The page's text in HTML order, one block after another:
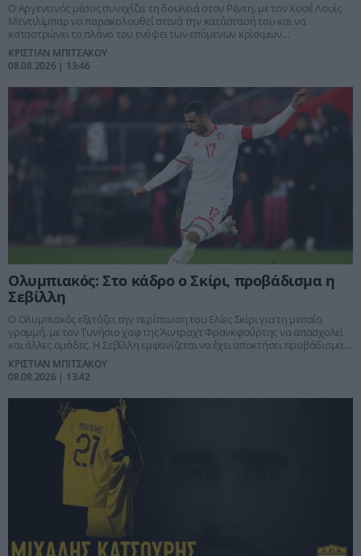
Ο Αργεντινός μέσος συνεχίζει τη δουλειά στον Ρέντη, με τον Χοσέ Λουίς
Μεντιλίμπαρ να παρακολουθεί στενά την κατάστασή του και να
καταστρώνει το πλάνο του ενόψει των επόμενων κρίσιμων
υποχρεώσεων.
ΚΡΙΣΤΙΑΝ ΜΠΙΤΣΑΚΟΥ
08.08.2026 | 13:46
Ολυμπιακός: Στο κάδρο ο Σκίρι, προβάδισμα η
Σεβίλλη
Ο Ολυμπιακός εξετάζει την περίπτωση του Ελίες Σκίρι για τη μεσαία
γραμμή, με τον Τυνήσιο χαφ της Άιντραχτ Φρανκφούρτης να απασχολεί
και άλλες ομάδες. Η Σεβίλλη εμφανίζεται να έχει αποκτήσει προβάδισμα
έναντι των «ερυθρόλευκων» και της Φιορεντίνα.
ΚΡΙΣΤΙΑΝ ΜΠΙΤΣΑΚΟΥ
08.08.2026 | 13:42